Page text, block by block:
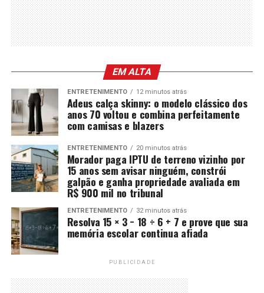
EM ALTA
ENTRETENIMENTO 12 minutos atrás
Adeus calça skinny: o modelo clássico dos
anos 70 voltou e combina perfeitamente
com camisas e blazers
ENTRETENIMENTO 20 minutos atrás
Morador paga IPTU de terreno vizinho por
15 anos sem avisar ninguém, constrói
galpão e ganha propriedade avaliada em
R$ 900 mil no tribunal
ENTRETENIMENTO 32 minutos atrás
Resolva 15 × 3 − 18 ÷ 6 + 7 e prove que sua
memória escolar continua afiada
PUBLICIDADE